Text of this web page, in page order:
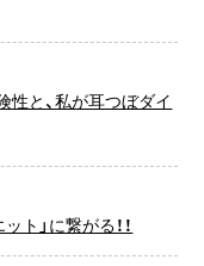
性と、私が耳つぼダイ
ト」に繋がる！！